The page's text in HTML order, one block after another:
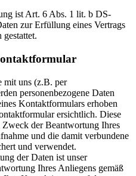
ist Art. 6 Abs. 1 lit. b DS-
zur Erfüllung eines Vertrags
mit uns (z.B. per
personenbezogene Daten
Kontaktformulars erhoben
ersichtlich. Diese
der Beantwortung Ihres
und die damit verbundene
und verwendet.
der Daten ist unser
Ihres Anliegens gemäß